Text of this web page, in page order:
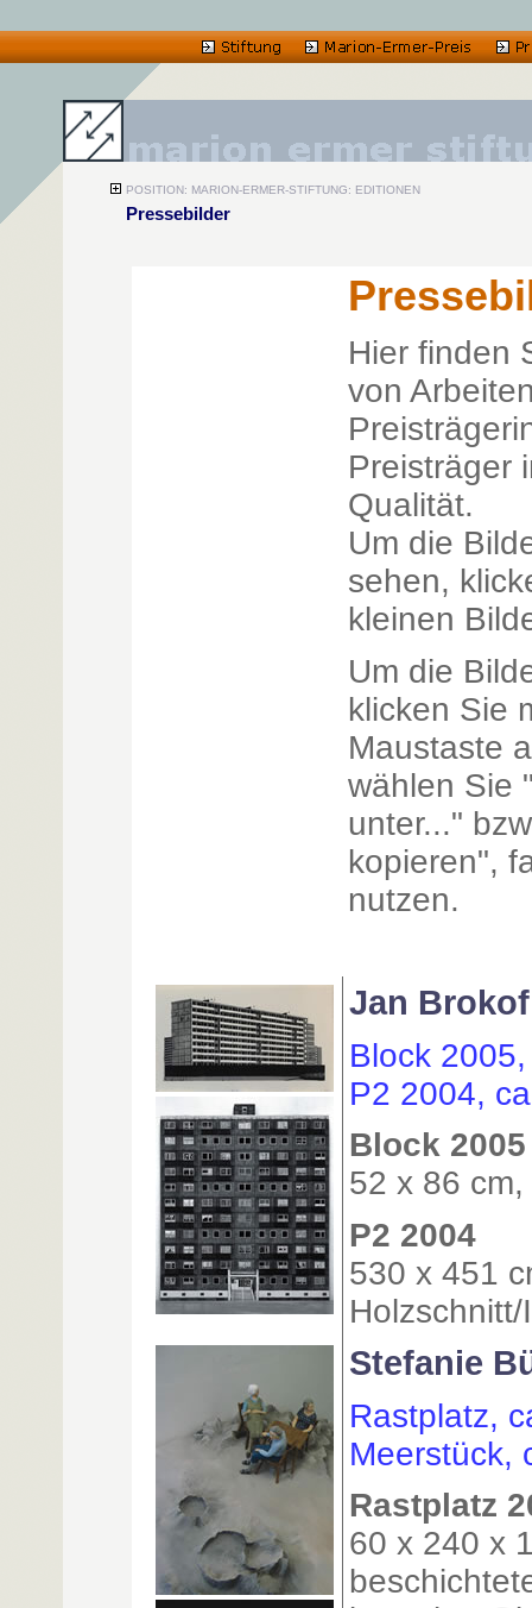
POSITION: MARION-ERMER-STIFTUNG: EDITIONEN
Pressebilder
Hier finden
von
Preisträger
Qualität.
Um die
sehen,
kleinen
Um die
klicken Sie
Maustaste
wählen Sie
unter..."
kopieren",
nutzen.
Jan Brokof
Block
P2 2004,
Block 2005
52 x 86
P2 2004
530 x 451
Stefanie
Rastplatz,
Meerstück,
Rastplatz
60 x 240 x